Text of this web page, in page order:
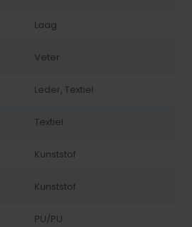
Laag
Veter
Leder, Textiel
Textiel
Kunststof
Kunststof
PU/PU